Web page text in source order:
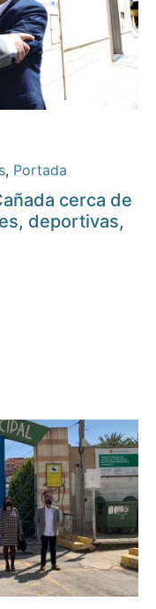
, Portada
cerca de
deportivas,